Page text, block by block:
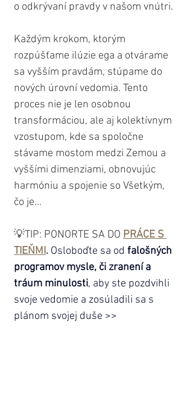
o odkrývaní pravdy v našom vnútri.
Každým krokom, ktorým
rozpúšťame ilúzie ega a otvárame
sa vyšším pravdám, stúpame do
nových úrovní vedomia. Tento
proces nie je len osobnou
transformáciou, ale aj kolektívnym
vzostupom, kde sa spoločne
stávame mostom medzi Zemou a
vyššími dimenziami, obnovujúc
harmóniu a spojenie so Všetkým,
čo je...
💡TIP: PONORTE SA DO PRÁCE S
TIEŇMI. Osloboďte sa od falošných
programov mysle, či zranení a
tráum minulosti, aby ste pozdvihli
svoje vedomie a zosúladili sa s
plánom svojej duše >>